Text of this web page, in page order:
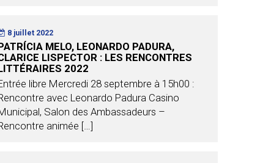
8 juillet 2022
MELO, LEONARDO PADURA,
LISPECTOR : LES RENCONTRES
2022
libre Mercredi 28 septembre à 15h00 :
avec Leonardo Padura Casino
Salon des Ambassadeurs –
animée […]